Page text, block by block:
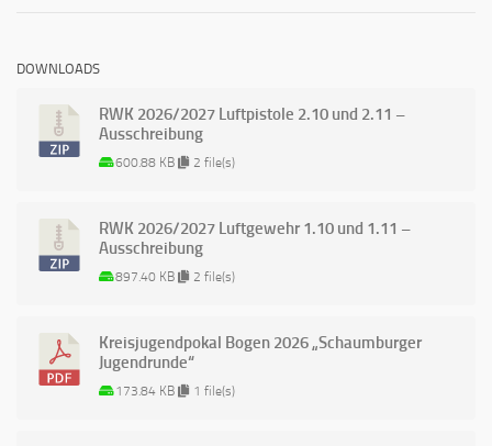
DOWNLOADS
RWK 2026/2027 Luftpistole 2.10 und 2.11 –
Ausschreibung
600.88 KB 2 file(s)
RWK 2026/2027 Luftgewehr 1.10 und 1.11 –
Ausschreibung
897.40 KB 2 file(s)
Kreisjugendpokal Bogen 2026 „Schaumburger
Jugendrunde“
173.84 KB 1 file(s)